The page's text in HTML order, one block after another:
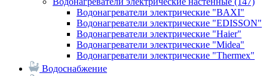
Водонагреватели электрические "BAXI"
Водонагреватели электрические "EDISSON"
Водонагреватели электрические "Haier"
Водонагреватели электрические "Midea"
Водонагреватели электрические "Thermex"
Водоснабжение